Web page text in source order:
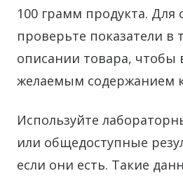
100 грамм продукта. Для
проверьте показатели в
описании товара, чтобы
желаемым содержанием
Используйте
или общедоступные
если они есть. Такие